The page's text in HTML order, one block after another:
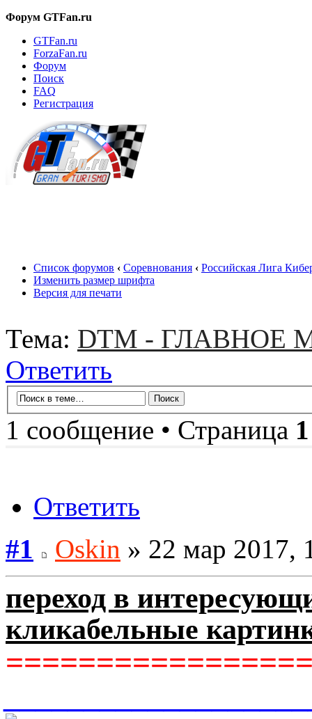
Форум GTFan.ru
GTFan.ru
ForzaFan.ru
Форум
Поиск
FAQ
Регистрация
Список форумов ‹ Соревнования ‹ Российская Лига
Изменить размер шрифта
Версия для печати
Тема: DTM - ГЛАВНОЕ
Ответить
1 сообщение • Страница 1
Ответить
#1
Oskin » 22 мар 2017,
переход в
кликабельные